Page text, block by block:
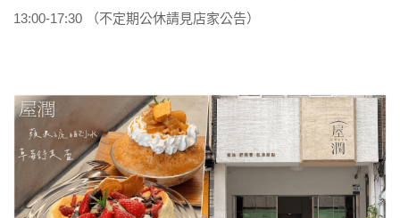
13:00-17:30 （不定期公休請見店家公告）